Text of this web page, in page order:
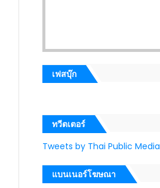
เฟสบุ๊ก
ทวีตเตอร์
Tweets by Thai Public Media
แบนเนอร์โฆษณา